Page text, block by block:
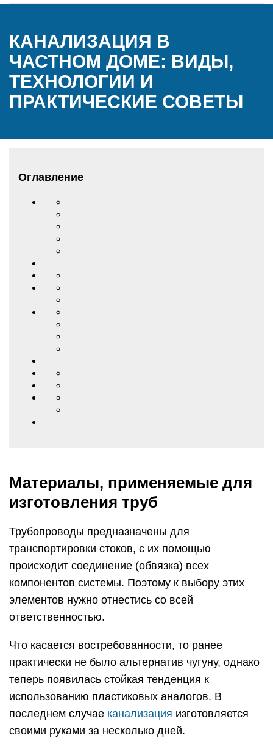
КАНАЛИЗАЦИЯ В
ЧАСТНОМ ДОМЕ: ВИДЫ,
ТЕХНОЛОГИИ И
ПРАКТИЧЕСКИЕ СОВЕТЫ
Оглавление
Материалы, применяемые для
изготовления труб
Трубопроводы предназначены для
транспортировки стоков, с их помощью
происходит соединение (обвязка) всех
компонентов системы. Поэтому к выбору этих
элементов нужно отнестись со всей
ответственностью.
Что касается востребованности, то ранее
практически не было альтернатив чугуну, однако
теперь появилась стойкая тенденция к
использованию пластиковых аналогов. В
последнем случае канализация изготовляется
своими руками за несколько дней.